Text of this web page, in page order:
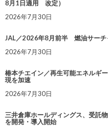
8月1日適用 改定）
2026年7月30日
JAL／2026年8月前半 燃油サーチ
2026年7月30日
椿本チエイン／再生可能エネルギ
現を加速
2026年7月30日
三井倉庫ホールディングス、受託
を開発・導入開始